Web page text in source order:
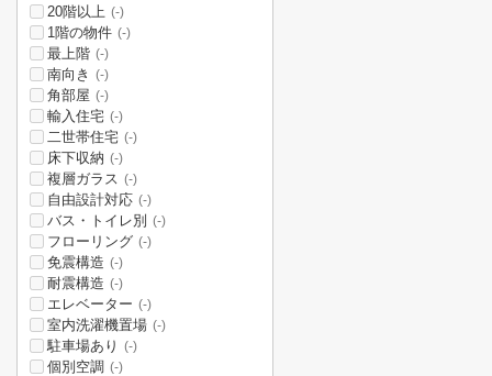
20階以上 (-)
1階の物件 (-)
最上階 (-)
南向き (-)
角部屋 (-)
輸入住宅 (-)
二世帯住宅 (-)
床下収納 (-)
複層ガラス (-)
自由設計対応 (-)
バス・トイレ別 (-)
フローリング (-)
免震構造 (-)
耐震構造 (-)
エレベーター (-)
室内洗濯機置場 (-)
駐車場あり (-)
個別空調 (-)